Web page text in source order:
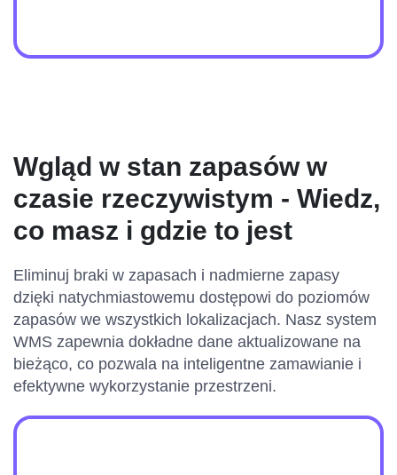
Wgląd w stan zapasów w
czasie rzeczywistym - Wiedz,
co masz i gdzie to jest
Eliminuj braki w zapasach i nadmierne zapasy
dzięki natychmiastowemu dostępowi do poziomów
zapasów we wszystkich lokalizacjach. Nasz system
WMS zapewnia dokładne dane aktualizowane na
bieżąco, co pozwala na inteligentne zamawianie i
efektywne wykorzystanie przestrzeni.